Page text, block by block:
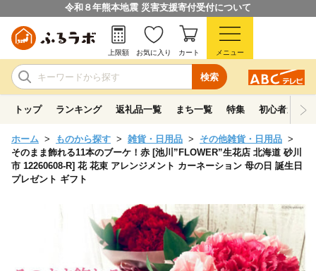
令和８年熊本地震 災害支援寄付受付について
検索
上限額 お気に入り カート メニュー
トップ ランキング 返礼品一覧 まち一覧 特集 初心者ガイド
ホーム ものから探す 雑貨・日用品
その他雑貨・日用品
そのまま飾れる11本のブーケ！赤 [池川”FLOWER”生花店 北海道 砂川
市 12260608-R] 花 花束 アレンジメント カーネーション 母の日 誕生日
プレゼント ギフト